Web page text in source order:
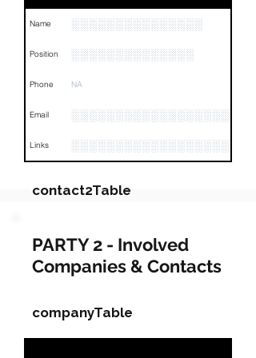
Name ░░░░░░░░░░░░░░░
Position ░░░░░░░░░░░░░░
Phone NA
Email
Links
contact2Table
Field Value
Name
Position
Phone NA
PARTY 2 - Involved
Companies & Contacts
companyTable